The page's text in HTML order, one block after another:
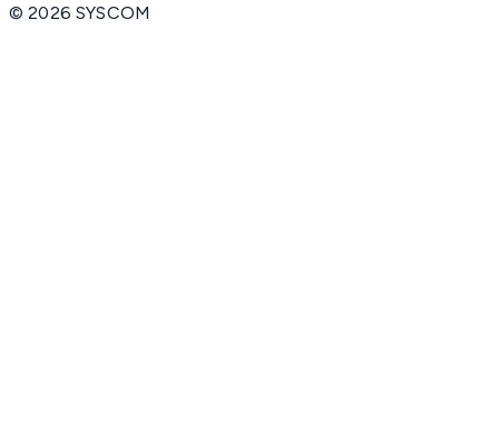
©2026 SYSCOM